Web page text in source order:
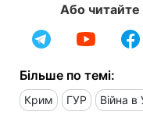
Або читайте
Більше по темі:
Крим ГУР Війна в